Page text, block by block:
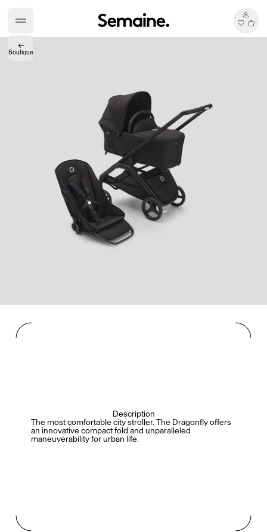
←
Boutique
Description
The most comfortable city stroller. The Dragonfly offers
an innovative compact fold and unparalleled
maneuverability for urban life.